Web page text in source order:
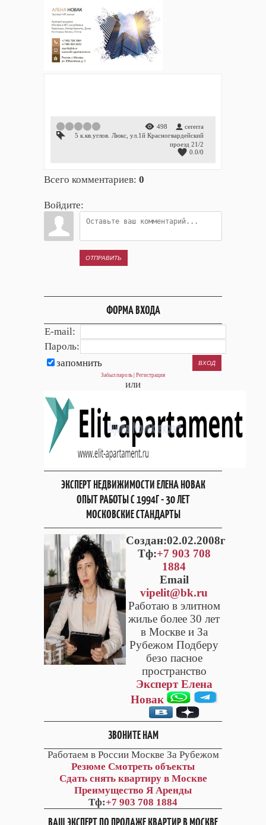
1 2 3 4 498
cererra
5 к.кв.углов. Люкс ул.1й Красногвардейский
проезд 21/2
0.0/0
Всего комментариев: 0
Войдите:
ОТПРАВИТЬ
ФОРМА ВХОДА
E-mail:
Пароль:
запомнить
Забыл пароль Регистрация
или
ЭКСПЕРТ НЕДВИЖИМОСТИ ЕЛЕНА НОВАК
ОПЫТ РАБОТЫ С 1994Г - 30 ЛЕТ
МОСКОВСКИЕ СТАНДАРТЫ
Cоздан:02.02.2008г
Тф:+7 903 708
1884
Email
vipelit@bk.ru
Работаю в элитном
жилье более 30 лет
в Москве и За
Рубежом Подберу
безо пасное
пространство
Эксперт Елена
Новак
ЗВОНИТЕ НАМ
Работаем в России Москве За Рубежом
Резюме Смотреть объекты
Сдать снять квартиру в Москве
Преимущество Я Аренды
Тф:+7 903 708 1884